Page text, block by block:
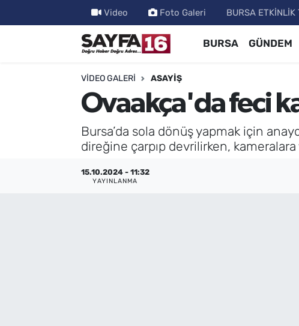
Video Foto Galeri BURSA ETKİNLİK
BURSA GÜNDEM
VIDEO GALERI ASAYİŞ
Ovaakça'da feci
Bursa’da sola dönüş yapmak için
direğine çarpıp devrilirken, kameralara
15.10.2024 - 11:32
YAYINLANMA
ÖZEL HABER
İNCELEME
MAGAZİN
Hava Durumu
Trafik Durumu
TFF 2.Lig Beyaz Grup Puan Durumu ve Fikstür
Tüm Manşetler
Son Dakika Haberleri